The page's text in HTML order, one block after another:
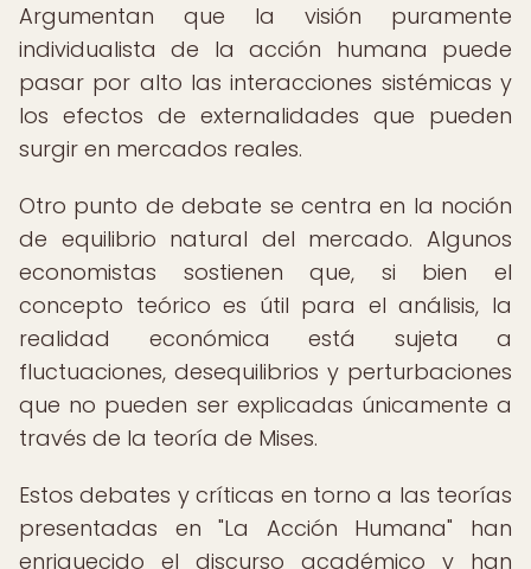
Argumentan que la visión puramente
individualista de la acción humana puede
pasar por alto las interacciones sistémicas y
los efectos de externalidades que pueden
surgir en mercados reales.
Otro punto de debate se centra en la noción
de equilibrio natural del mercado. Algunos
economistas sostienen que, si bien el
concepto teórico es útil para el análisis, la
realidad económica está sujeta a
fluctuaciones, desequilibrios y perturbaciones
que no pueden ser explicadas únicamente a
través de la teoría de Mises.
Estos debates y críticas en torno a las teorías
presentadas en "La Acción Humana" han
enriquecido el discurso académico y han